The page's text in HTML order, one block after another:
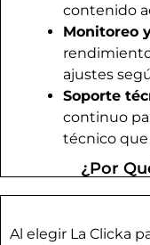
contenido
Monitoreo
ajustes
Soporte
continuo
técnico
¿Por
Al elegir La Clicka